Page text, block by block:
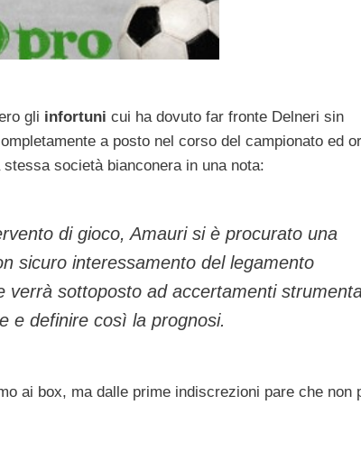
gli infortuni cui ha dovuto far fronte Delneri sin
a posto nel corso del campionato ed
società bianconera in una nota:
di gioco, Amauri si è procurato una
sicuro interessamento del legamento
verrà sottoposto ad accertamenti
e definire così la prognosi.
ai box, ma dalle prime indiscrezioni pare che non